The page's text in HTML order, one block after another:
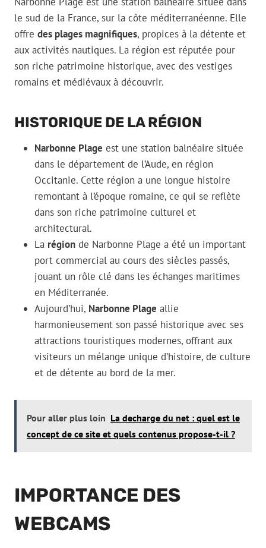
le sud de la France, sur la côte méditerranéenne. Elle
offre des plages magnifiques, propices à la détente et
aux activités nautiques. La région est réputée pour
son riche patrimoine historique, avec des vestiges
romains et médiévaux à découvrir.
HISTORIQUE DE LA RÉGION
Narbonne Plage est une station balnéaire située
dans le département de l’Aude, en région
Occitanie. Cette région a une longue histoire
remontant à l’époque romaine, ce qui se reflète
dans son riche patrimoine culturel et
architectural.
La région de Narbonne Plage a été un important
port commercial au cours des siècles passés,
jouant un rôle clé dans les échanges maritimes
en Méditerranée.
Aujourd’hui, Narbonne Plage allie
harmonieusement son passé historique avec ses
attractions touristiques modernes, offrant aux
visiteurs un mélange unique d’histoire, de culture
et de détente au bord de la mer.
Pour aller plus loin La decharge du net : quel est le
concept de ce site et quels contenus propose-t-il ?
IMPORTANCE DES
WEBCAMS